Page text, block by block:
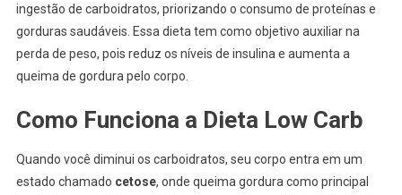
ingestão de carboidratos, priorizando o consumo de proteínas e
gorduras saudáveis. Essa dieta tem como objetivo auxiliar na
perda de peso, pois reduz os níveis de insulina e aumenta a
queima de gordura pelo corpo.
Como Funciona a Dieta Low Carb
Quando você diminui os carboidratos, seu corpo entra em um
estado chamado cetose, onde queima gordura como principal